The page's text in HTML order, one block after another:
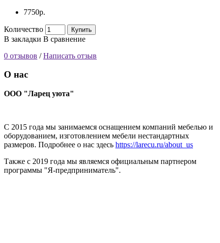
7750р.
Количество Купить
В закладки В сравнение
0 отзывов /Написать отзыв
О нас
ООО "Ларец уюта"
С 2015 года мы занимаемся оснащением компаний мебелью и
оборудованием, изготовлением мебели нестандартных
размеров. Подробнее о нас здесь https://larecu.ru/about_us
Также с 2019 года мы являемся официальным партнером
программы "Я-предприниматель".